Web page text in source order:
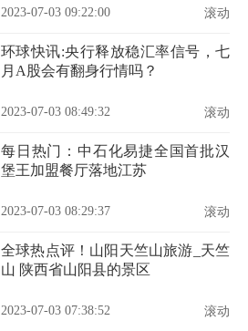
2023-07-03 09:22:00 滚动
环球快讯:央行释放稳汇率信号，七
月A股会有翻身行情吗？
2023-07-03 08:49:32 滚动
每日热门：中石化易捷全国首批汉
堡王加盟餐厅落地江苏
2023-07-03 08:29:37 滚动
全球热点评！山阳天竺山旅游_天竺
山 陕西省山阳县的景区
2023-07-03 07:38:52 滚动